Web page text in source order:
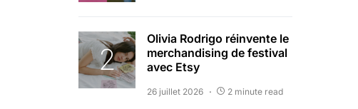
Olivia Rodrigo réinvente le
merchandising de festival
avec Etsy
26 juillet 2026 2 minute read